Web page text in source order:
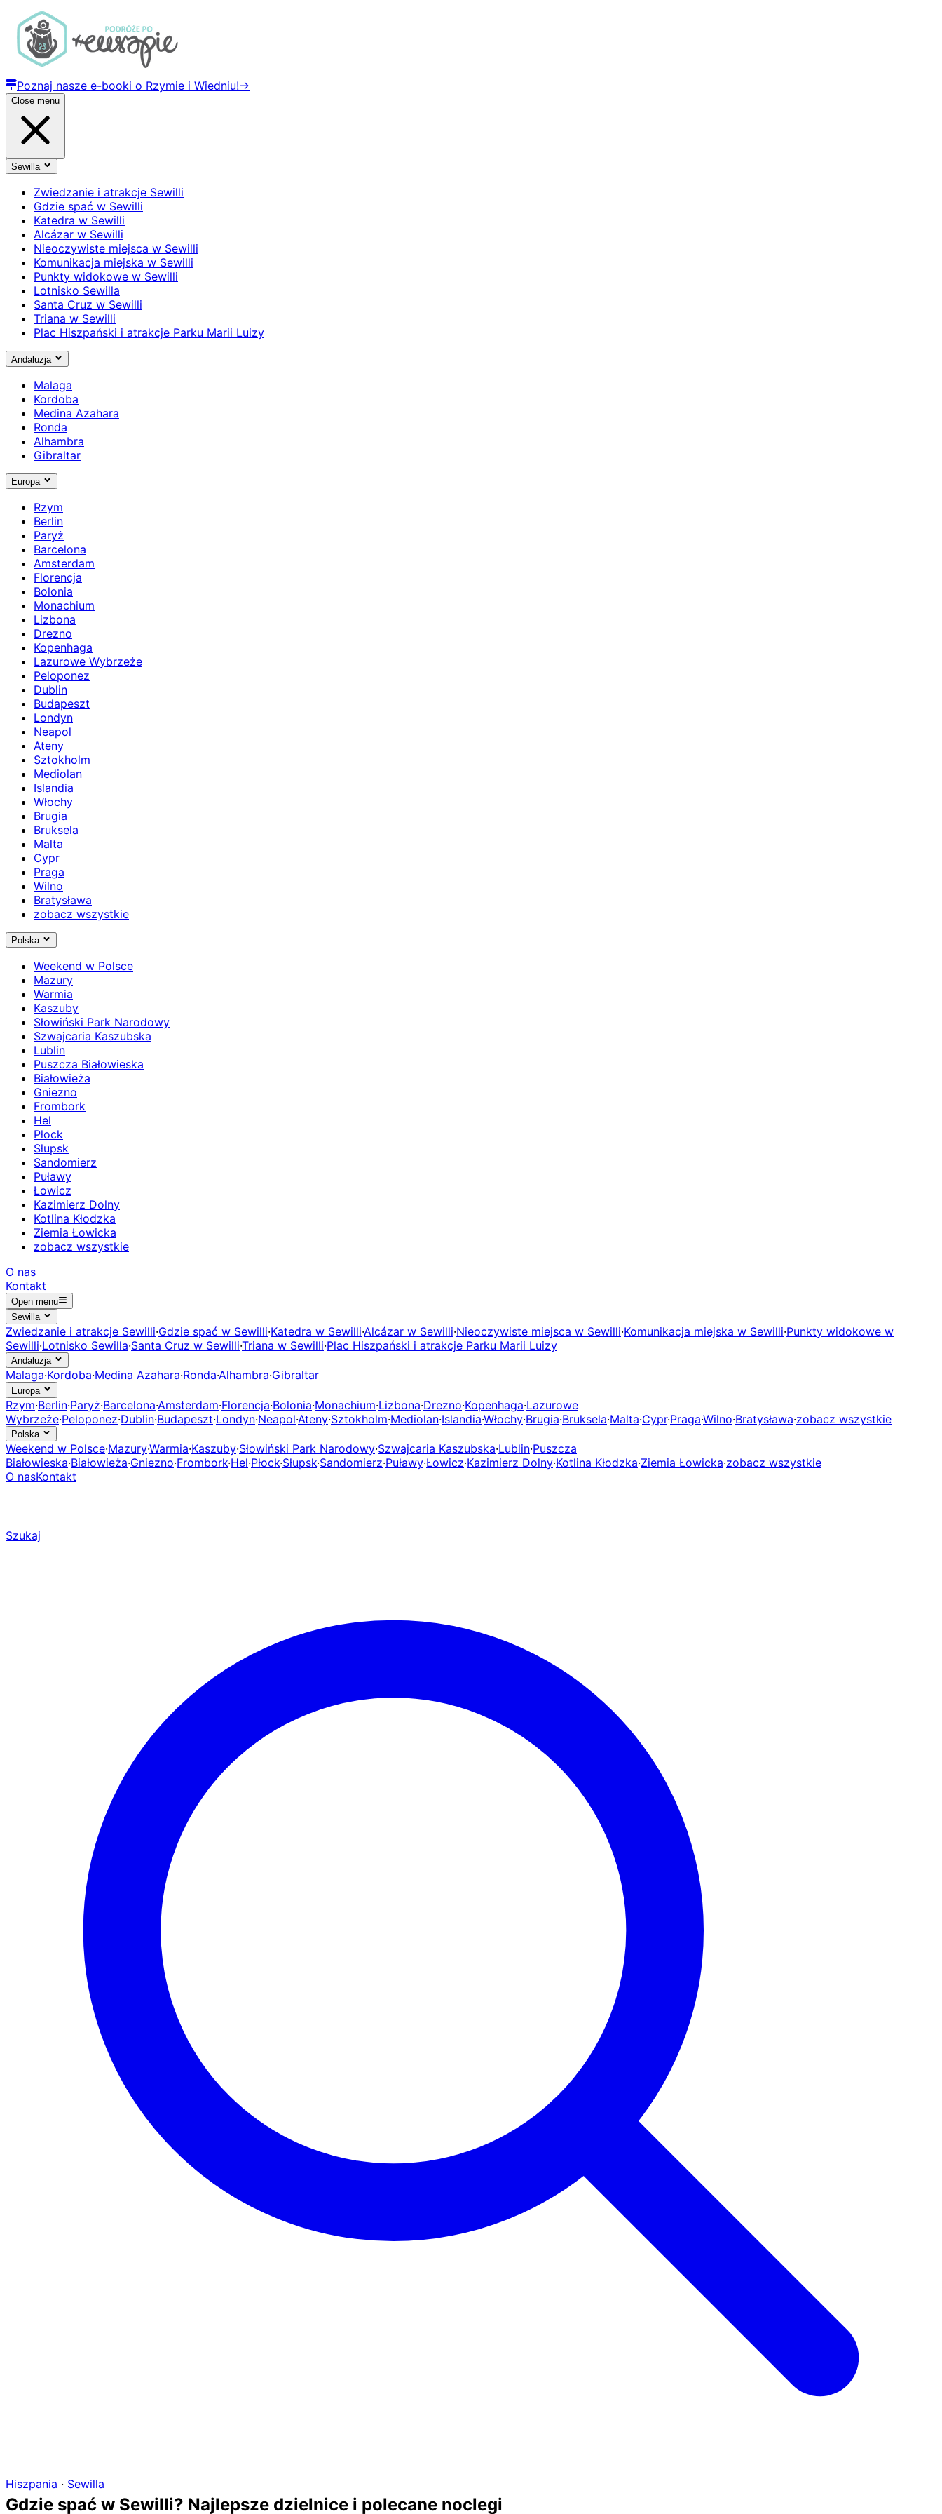
Poznaj nasze e-booki o Rzymie i Wiedniu!→
Close menu
Sewilla
Zwiedzanie i atrakcje Sewilli
Gdzie spać w Sewilli
Katedra w Sewilli
Alcázar w Sewilli
Nieoczywiste miejsca w Sewilli
Komunikacja miejska w Sewilli
Punkty widokowe w Sewilli
Lotnisko Sewilla
Santa Cruz w Sewilli
Triana w Sewilli
Plac Hiszpański i atrakcje Parku Marii Luizy
Andaluzja
Malaga
Kordoba
Medina Azahara
Ronda
Alhambra
Gibraltar
Europa
Rzym
Berlin
Paryż
Barcelona
Amsterdam
Florencja
Bolonia
Monachium
Lizbona
Drezno
Kopenhaga
Lazurowe Wybrzeże
Peloponez
Dublin
Budapeszt
Londyn
Neapol
Ateny
Sztokholm
Mediolan
Islandia
Włochy
Brugia
Bruksela
Malta
Cypr
Praga
Wilno
Bratysława
zobacz wszystkie
Polska
Weekend w Polsce
Mazury
Warmia
Kaszuby
Słowiński Park Narodowy
Szwajcaria Kaszubska
Lublin
Puszcza Białowieska
Białowieża
Gniezno
Frombork
Hel
Płock
Słupsk
Sandomierz
Puławy
Łowicz
Kazimierz Dolny
Kotlina Kłodzka
Ziemia Łowicka
zobacz wszystkie
O nas
Kontakt
Open menu
Sewilla
Zwiedzanie i atrakcje Sewilli·Gdzie spać w Sewilli·Katedra w Sewilli·Alcázar w Sewilli·Nieoczywiste miejsca w Sewilli·Komunikacja miejska w Sewilli·Punkty widokowe w
Sewilli·Lotnisko Sewilla·Santa Cruz w Sewilli·Triana w Sewilli·Plac Hiszpański i atrakcje Parku Marii Luizy
Andaluzja
Malaga·Kordoba·Medina Azahara·Ronda·Alhambra·Gibraltar
Europa
Rzym·Berlin·Paryż·Barcelona·Amsterdam·Florencja·Bolonia·Monachium·Lizbona·Drezno·Kopenhaga·Lazurowe
Wybrzeże·Peloponez·Dublin·Budapeszt·Londyn·Neapol·Ateny·Sztokholm·Mediolan·Islandia·Włochy·Brugia·Bruksela·Malta·Cypr·Praga·Wilno·Bratysława·zobacz wszystkie
Polska
Weekend w Polsce·Mazury·Warmia·Kaszuby·Słowiński Park Narodowy·Szwajcaria Kaszubska·Lublin·Puszcza
Białowieska·Białowieża·Gniezno·Frombork·Hel·Płock·Słupsk·Sandomierz·Puławy·Łowicz·Kazimierz Dolny·Kotlina Kłodzka·Ziemia Łowicka·zobacz wszystkie
O nasKontakt
Szukaj
Hiszpania · Sewilla
Gdzie spać w Sewilli? Najlepsze dzielnice i polecane noclegi